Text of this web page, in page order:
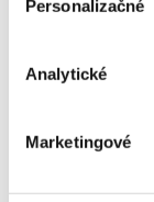
Personalizačné
Analytické
Marketingové